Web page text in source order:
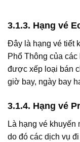
3.1.3. Hạng vé
Đây là hạng vé tiết
Phổ Thông của
được xếp loại bán
giờ bay, ngày bay
3.1.4. Hạng vé
Là hạng vé khuyến
do đó các dịch vụ